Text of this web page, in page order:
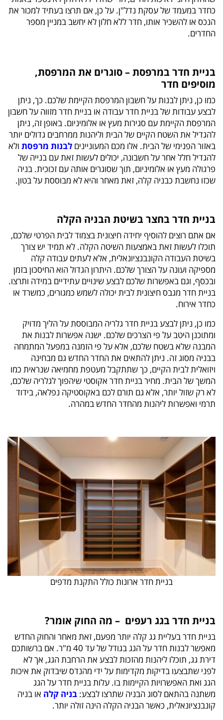
כחדר במעמד של עסקת נדל"ן. על כן, אם תרצו בעתיד למכור את
הנכס או להשכיר אותו, חדר ללא חלון לא יחשב במניין מספר
החדרים.
בניית חדר במרפסת – סוגרים את המרפסת,
מוסיפים חדר
כמו כן, ניתן לבנות על חשבון המרפסת הקיימת שלכם. כך, ניתן
לבצע עבודות של בניית חדר עבודה או בניית חדר מזווה על חשבון
המרפסת הקיימת עם סגירות מעץ או אלומיניום. באופן זה, ניתן
להגדיל את השטח הקיים של הבית וליהנות ממרחבים גדולים יותר
באזור הפנימי של הבית. אלו מכם המעוניינים לבנות מרפסת ולא
להגדיל חלל אחר על חשבונה, יכולים לעשות זאת עם בנייה של
פרגולה מעץ או אלומיניום, תוך שסוגרים אותה עם זכוכית. בניה
שכזו נחשבת כבניה קלה, זאת מאחר והיא לא מבוססת על בטון.
בניית חדר בחצר בשיטת הבניה הקלה
אם אתם רוצים להוסיף יחידה חיצונית בצמוד לבית הפרטי שלכם,
תוכלו לעשות זאת באמצעות השיטה הקלה. לא תמיד יש צורך
בשיטת העבודה הקונבנציונאלית, אלא לעתים עבודה קלה
מספיקה ועונה על הצורך שלכם. היתרון הגדול הוא החיסכון בזמן
ובכסף, וגם באפשרות שלכם לבצע שינויים עתידיים במידה ותרצו.
בניית חדר מגבס חיצונית לבית יכולה לשמש כמגורים, כמשרד או
כחדר אירוח.
כמו כן, ניתן לבצע בניית חדר גלריה המבוססת על הליך מדויק
ומתוכנן היטב על פי הצרכים שלכם. ישנה אפשרות לבנות את
המבנה שלא בשטח שלכם, אלא על פי הזמנה במפעל המתמחה
בבניה מסוג זה. ניתן להתאים את החדר החדש גם מבחינה
ויזואלית לבית הקיים, כך שתתקבל מעטפת מחמיאה שנראית כמו
המשך של הבית. מחיר בניית חדר אקוסטי שיהפוך לגלריה שלכם,
לא רק שזול יותר, אלא גם תורם לכם באקוסטיקה נפלאה, בידוד
תרמי ואפשרות ליהנות מהחדר החדש במהרה.
בניית חדר ארונות כולל התקנת מדפים
בניית חדר בגג רעפים – מה החוק אומר?
בניית חדר בעליית גג קלה יותר מפעם, זאת מאחר והחוק החדש
מאפשר לבנות חדר על הגג בגודל של עד 40 מ"ר. אם ברשותכם
דירת גג, תוכלו ליהנות מהזכות לבצע את הרחבת הגג, אך לא
לפני שתבצעו בדיקות מקדימות על ידי מהנדס שיבדוק את איכות
הגג ואת האפשרויות הקיימות בו. עלות בניית חדר על הגג
משתנה בהתאם לסוג הבניה שתרצו לבצע: בניה קלה או בניה
קונבנציונאלית, כאשר הבניה הקלה הינה זולה יותר.